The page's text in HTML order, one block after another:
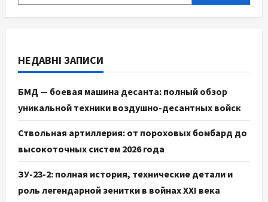
НЕДАВНІ ЗАПИСИ
БМД — боевая машина десанта: полный обзор
уникальной техники воздушно-десантных войск
Ствольная артиллерия: от пороховых бомбард до
высокоточных систем 2026 года
ЗУ-23-2: полная история, технические детали и
роль легендарной зенитки в войнах XXI века